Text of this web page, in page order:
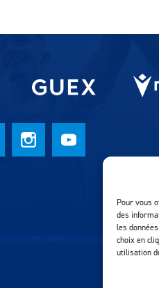
Pour vous
des
les
choix en
utilisation